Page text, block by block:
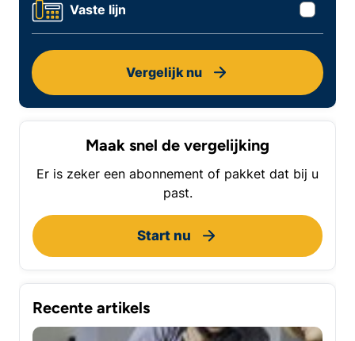
Vaste lijn
Vergelijk nu
Maak snel de vergelijking
Er is zeker een abonnement of pakket dat bij u
past.
Start nu
Recente artikels